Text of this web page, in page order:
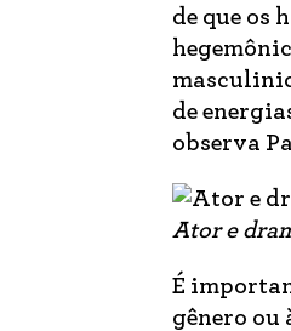
de que os
de
observa
Ator e
É
gênero ou